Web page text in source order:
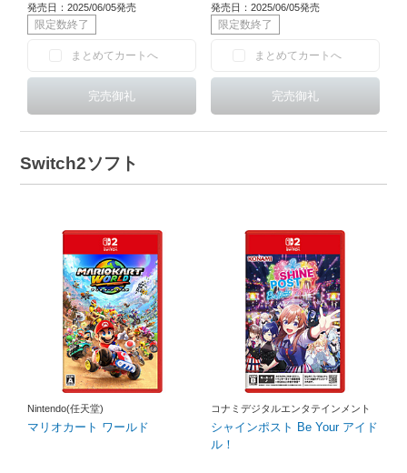
発売日：2025/06/05発売
限定数終了
まとめてカートへ
発売日：2025/06/05発売
限定数終了
まとめてカートへ
Switch2ソフト
Nintendo(任天堂)
マリオカート ワールド
コナミデジタルエンタテインメント
シャインポスト Be Your アイド
ル！